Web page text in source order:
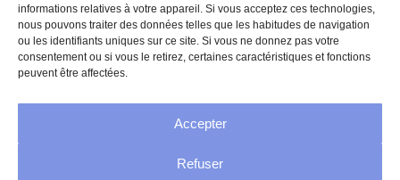
informations relatives à votre appareil. Si vous acceptez ces technologies,
nous pouvons traiter des données telles que les habitudes de navigation
ou les identifiants uniques sur ce site. Si vous ne donnez pas votre
consentement ou si vous le retirez, certaines caractéristiques et fonctions
peuvent être affectées.
Accepter
Refuser
Mentions légales
Mentions legales